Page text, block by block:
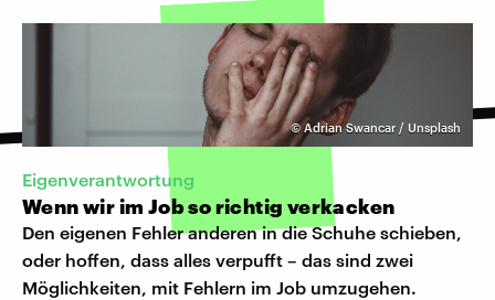
©Adrian Swancar / Unsplash
Eigenverantwortung
Wenn wir im Job so richtig verkacken
Den eigenen Fehler anderen in die Schuhe schieben,
oder hoffen, dass alles verpufft – das sind zwei
Möglichkeiten, mit Fehlern im Job umzugehen.